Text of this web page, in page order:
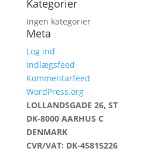
Kategorier
Ingen kategorier
Meta
Log ind
Indlægsfeed
Kommentarfeed
WordPress.org
LOLLANDSGADE 26, ST
DK-8000 AARHUS C
DENMARK
CVR/VAT: DK-45815226